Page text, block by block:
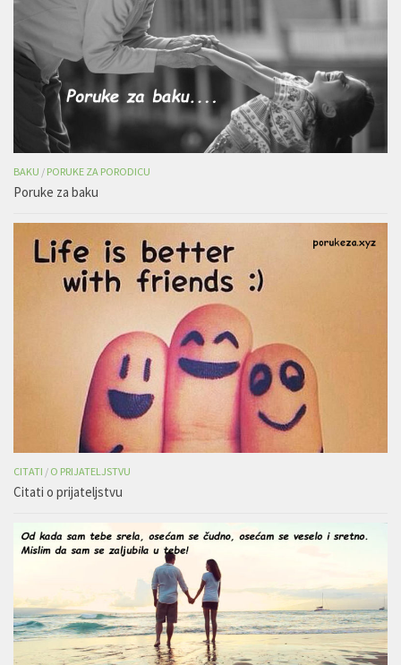
BAKU / PORUKE ZA PORODICU
Poruke za baku
CITATI / O PRIJATELJSTVU
Citati o prijateljstvu